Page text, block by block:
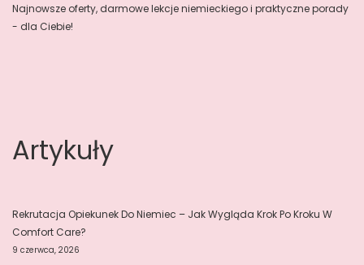
Najnowsze oferty, darmowe lekcje niemieckiego i praktyczne porady
- dla Ciebie!
Artykuły
Rekrutacja Opiekunek Do Niemiec – Jak Wygląda Krok Po Kroku W
Comfort Care?
9 czerwca, 2026